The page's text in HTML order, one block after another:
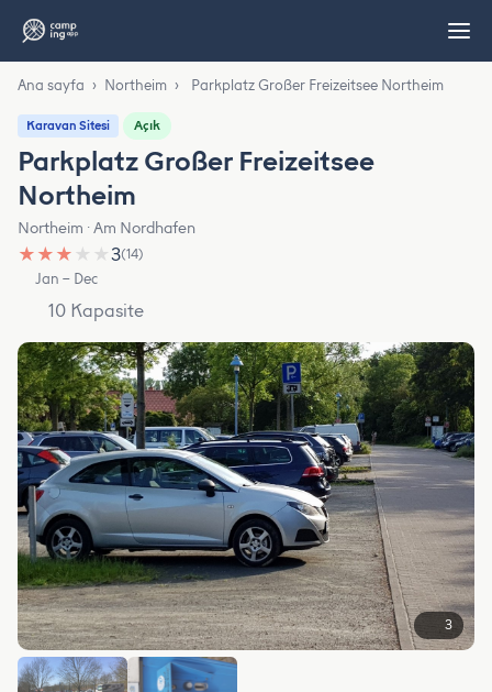
Ana sayfa › Northeim › Parkplatz Großer Freizeitsee Northeim
Karavan Sitesi Açık
Parkplatz Großer Freizeitsee
Northeim
Northeim · Am Nordhafen
★ ★ ★ ★ ★3(14)
Jan – Dec
10 Kapasite
3